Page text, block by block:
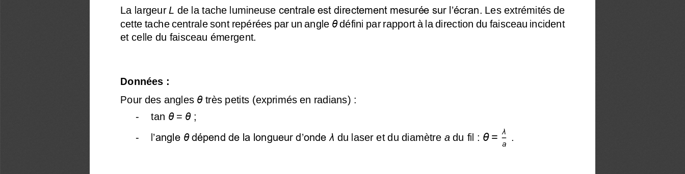
La largeur L de la tache lumineuse centrale est directement mesurée sur l’écran Les extrémités de
cette tache centrale sont repérées par un angle θdéfini par rapport à la direction du faisceau incident
et celle du faisceau émergent.
Données :
Pour des angles θ très petits (exprimés en radians) :
-
tan θ = θ ;
-
l’angle θ dépend de la longueur d’onde λ du laser et du diamètre a du fil : θ = λ
a